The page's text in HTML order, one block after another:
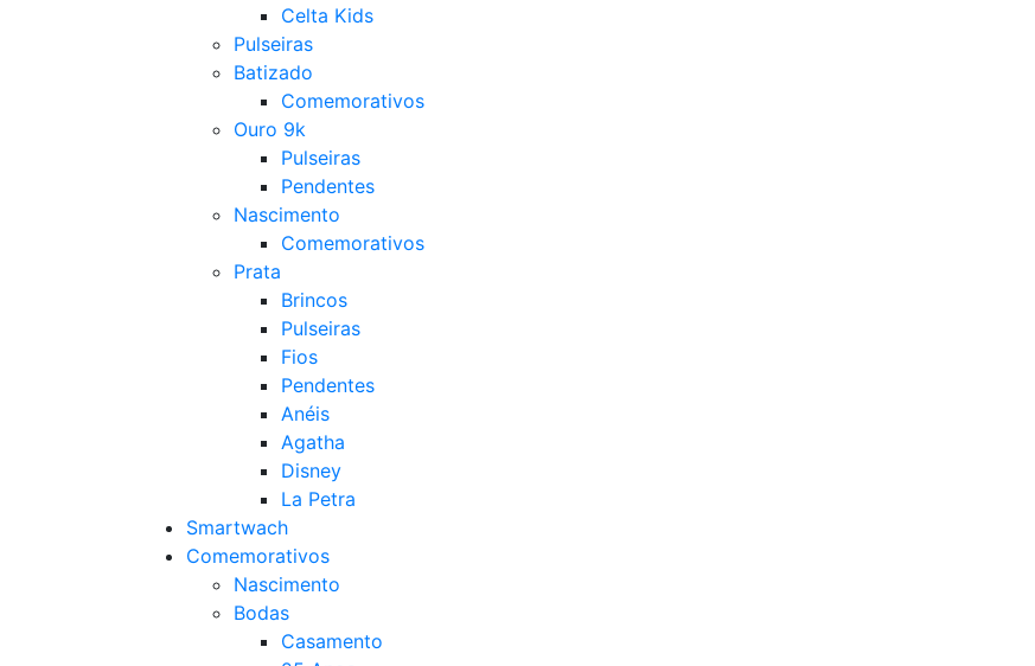
Celta Kids
Pulseiras
Batizado
Comemorativos
Ouro 9k
Pulseiras
Pendentes
Nascimento
Comemorativos
Prata
Brincos
Pulseiras
Fios
Pendentes
Anéis
Agatha
Disney
La Petra
Smartwach
Comemorativos
Nascimento
Bodas
Casamento